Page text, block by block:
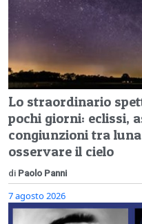
Lo straordinario
pochi giorni: eclissi,
congiunzioni tra
osservare il cielo
di Paolo Panni
7 agosto 2026